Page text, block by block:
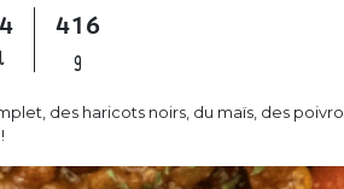
416
g
des haricots noirs, du maïs, des